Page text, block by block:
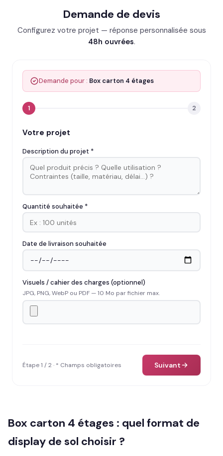
Demande de devis
Configurez votre projet — réponse personnalisée sous
48h ouvrées.
Demande pour : Box carton 4 étages
1 2
Votre projet
Description du projet *
Quantité souhaitée *
Date de livraison souhaitée
Visuels / cahier des charges (optionnel)
JPG, PNG, WebP ou PDF — 10 Mo par fichier max.
Étape 1 / 2 · * Champs obligatoires Suivant
Box carton 4 étages : quel format de
display de sol choisir ?